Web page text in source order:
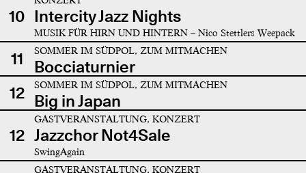
10 Intercity Jazz Nights
MUSIK FÜR HIRN UND HINTERN – Nico Stettlers Weepack
11 SOMMER IM SÜDPOL, ZUM MITMACHEN
Bocciaturnier
12
SOMMER IM SÜDPOL, ZUM MITMACHEN
Big in Japan
12
GASTVERANSTALTUNG, KONZERT
Jazzchor Not4Sale
SwingAgain
GASTVERANSTALTUNG, KONZERT